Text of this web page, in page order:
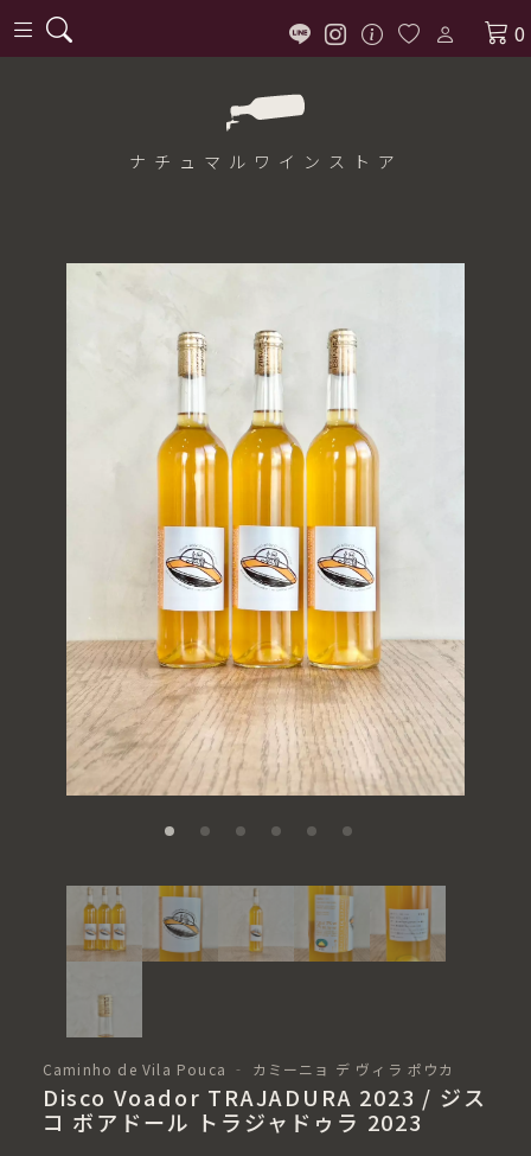
0
ナチュマル ワインストア
Caminho de Vila Pouca ‐ カミーニョ デ ヴィラ ポウカ
Disco Voador TRAJADURA 2023 / ジス
コ ボアドール トラジャドゥラ 2023